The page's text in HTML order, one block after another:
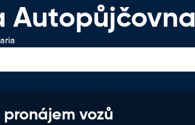
Autopůjčovna
pronájem vozů